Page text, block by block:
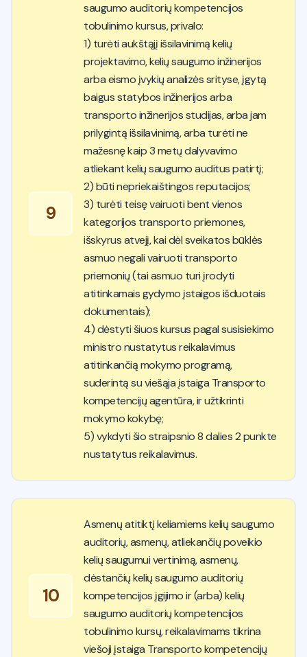
9
saugumo auditorių kompetencijos
tobulinimo kursus, privalo:
1) turėti aukštąjį išsilavinimą kelių
projektavimo, kelių saugumo inžinerijos
arba eismo įvykių analizės srityse, įgytą
baigus statybos inžinerijos arba
transporto inžinerijos studijas, arba jam
prilygintą išsilavinimą, arba turėti ne
mažesnę kaip 3 metų dalyvavimo
atliekant kelių saugumo auditus patirtį;
2) būti nepriekaištingos reputacijos;
3) turėti teisę vairuoti bent vienos
kategorijos transporto priemones,
išskyrus atvejį, kai dėl sveikatos būklės
asmuo negali vairuoti transporto
priemonių (tai asmuo turi įrodyti
atitinkamais gydymo įstaigos išduotais
dokumentais);
4) dėstyti šiuos kursus pagal susisiekimo
ministro nustatytus reikalavimus
atitinkančią mokymo programą,
suderintą su viešąja įstaiga Transporto
kompetencijų agentūra, ir užtikrinti
mokymo kokybę;
5) vykdyti šio straipsnio 8 dalies 2 punkte
nustatytus reikalavimus.
10
Asmenų atitiktį keliamiems kelių saugumo
auditorių, asmenų, atliekančių poveikio
kelių saugumui vertinimą, asmenų,
dėstančių kelių saugumo auditorių
kompetencijos įgijimo ir (arba) kelių
saugumo auditorių kompetencijos
tobulinimo kursų, reikalavimams tikrina
viešoji įstaiga Transporto kompetencijų